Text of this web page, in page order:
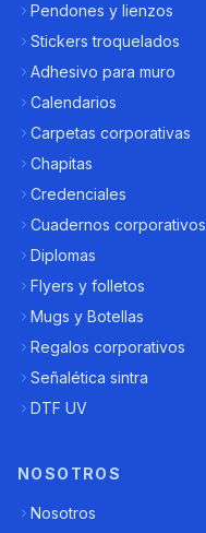
Pendones y lienzos
Stickers troquelados
Adhesivo para muro
Calendarios
Carpetas corporativas
Chapitas
Credenciales
Cuadernos corporativos
Diplomas
Flyers y folletos
Mugs y Botellas
Regalos corporativos
Señalética sintra
DTF UV
NOSOTROS
Nosotros